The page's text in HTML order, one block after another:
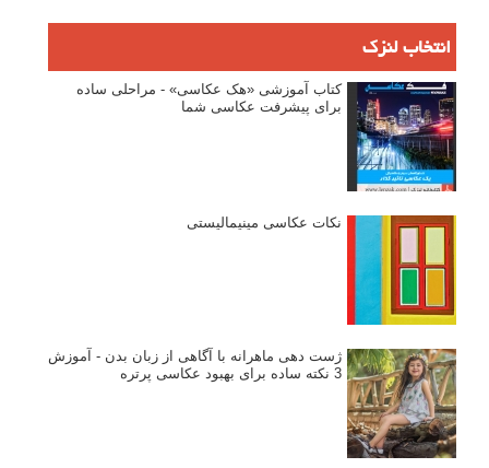
انتخاب لنزک
کتاب آموزشی «هک عکاسی» - مراحلی ساده
برای پیشرفت عکاسی شما
نکات عکاسی مینیمالیستی
ژست دهی ماهرانه با آگاهی از زبان بدن - آموزش
3 نکته ساده برای بهبود عکاسی پرتره